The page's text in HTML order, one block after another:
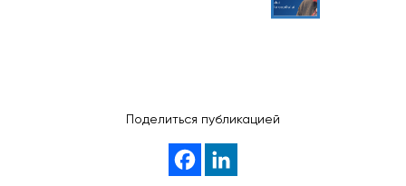
Поделиться публикацией